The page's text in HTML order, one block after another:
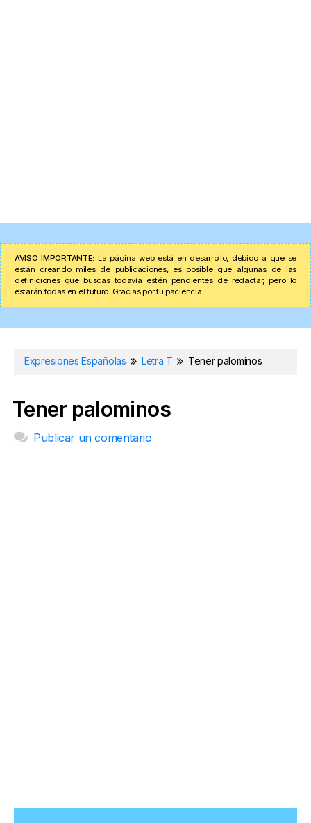
AVISO IMPORTANTE: La página web está en desarrollo, debido a que se
están creando miles de publicaciones, es posible que algunas de las
definiciones que buscas todavía estén pendientes de redactar, pero lo
estarán todas en el futuro. Gracias por tu paciencia.
Expresiones Españolas Letra T Tener palominos
Tener palominos
Publicar un comentario